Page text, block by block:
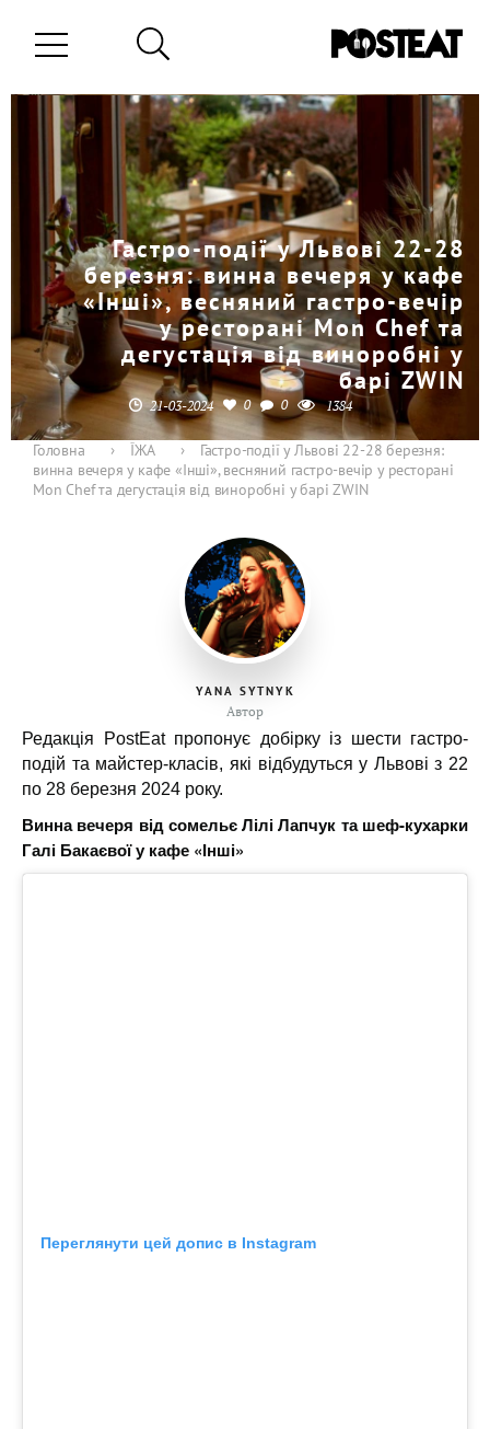
Гастро-події у Львові 22-28
березня: винна вечеря у кафе
«Інші», весняний гастро-вечір
у ресторані Mon Chef та
дегустація від виноробні у
барі ZWIN
21-03-2024 0 0 1384
Головна › ЇЖА ›
Гастро-події у Львові 22-28 березня:
винна вечеря у кафе «Інші», весняний гастро-вечір у ресторані
Mon Chef та дегустація від виноробні у барі ZWIN
YANA SYTNYK
Автор
Редакція PostEat пропонує добірку із шести гастро-
подій та майстер-класів, які відбудуться у Львові з 22
по 28 березня 2024 року.
Винна вечеря від сомельє Лілі Лапчук та шеф-кухарки
Галі Бакаєвої у кафе «Інші»
Переглянути цей допис в Instagram